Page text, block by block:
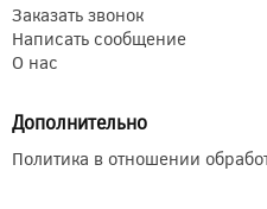
Заказать звонок
Написать сообщение
О нас
Дополнительно
Политика в отношении